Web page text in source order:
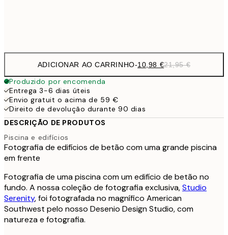
ADICIONAR AO CARRINHO-10,98 €21,95 €
Produzido por encomenda
Entrega 3-6 dias úteis
Envio gratuit o acima de 59 €
Direito de devolução durante 90 dias
DESCRIÇÃO DE PRODUTOS
Piscina e edifícios
Fotografia de edifícios de betão com uma grande piscina
em frente
Fotografia de uma piscina com um edifício de betão no
fundo. A nossa coleção de fotografia exclusiva,Studio
Serenity, foi fotografada no magnífico American
Southwest pelo nosso Desenio Design Studio, com
natureza e fotografia.